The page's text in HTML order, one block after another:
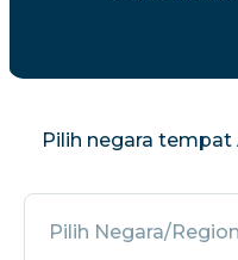
Pilih negara
Pilih Negara/Region